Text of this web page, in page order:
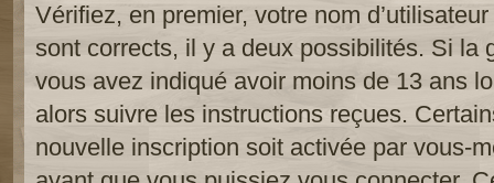
Vérifiez, en premier, votre nom
sont corrects, il y a deux possibilités. Si la
vous avez indiqué avoir moins de 13 ans
alors suivre les instructions reçues.
nouvelle inscription soit activée par vous-